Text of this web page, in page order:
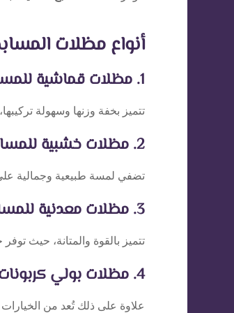
أنواع مظلات
1. مظلات قماشية للمسابح
تتميز بخفة وزنها وسهولة
2. مظلات خشبية للمسابح
تضفي لمسة طبيعية وجمالية على
3. مظلات معدنية للمسابح
تتميز بالقوة والمتانة، حيث
4. مظلات بولي كربونات للمسابح
علاوة على ذلك تُعد من